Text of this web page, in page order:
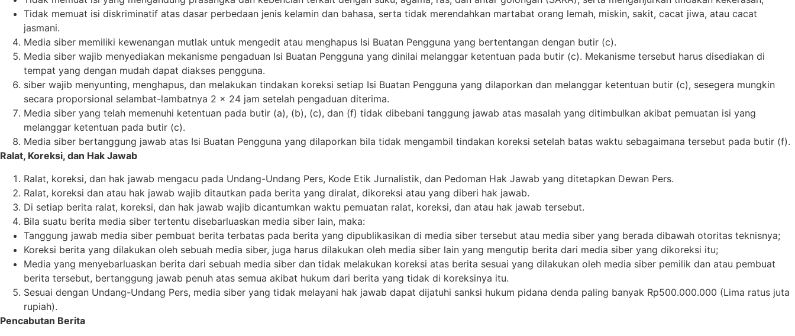
Tidak memuat isi diskriminatif atas dasar perbedaan jenis kelamin dan bahasa, serta tidak merendahkan martabat orang lemah, miskin, sakit, cacat jiwa, atau cacat
jasmani.
Media siber memiliki kewenangan mutlak untuk mengedit atau menghapus Isi Buatan Pengguna yang bertentangan dengan butir (c).
Media siber wajib menyediakan mekanisme pengaduan Isi Buatan Pengguna yang dinilai melanggar ketentuan pada butir (c). Mekanisme tersebut harus disediakan di
tempat yang dengan mudah dapat diakses pengguna.
siber wajib menyunting, menghapus, dan melakukan tindakan koreksi setiap Isi Buatan Pengguna yang dilaporkan dan melanggar ketentuan butir (c), sesegera mungkin
secara proporsional selambat-lambatnya 2 x 24 jam setelah pengaduan diterima.
Media siber yang telah memenuhi ketentuan pada butir (a), (b), (c), dan (f) tidak dibebani tanggung jawab atas masalah yang ditimbulkan akibat pemuatan isi yang
melanggar ketentuan pada butir (c).
Media siber bertanggung jawab atas Isi Buatan Pengguna yang dilaporkan bila tidak mengambil tindakan koreksi setelah batas waktu sebagaimana tersebut pada butir (f).
Ralat, Koreksi, dan Hak Jawab
Ralat, koreksi, dan hak jawab mengacu pada Undang-Undang Pers, Kode Etik Jurnalistik, dan Pedoman Hak Jawab yang ditetapkan Dewan Pers.
Ralat, koreksi dan atau hak jawab wajib ditautkan pada berita yang diralat, dikoreksi atau yang diberi hak jawab.
Di setiap berita ralat, koreksi, dan hak jawab wajib dicantumkan waktu pemuatan ralat, koreksi, dan atau hak jawab tersebut.
Bila suatu berita media siber tertentu disebarluaskan media siber lain, maka:
Tanggung jawab media siber pembuat berita terbatas pada berita yang dipublikasikan di media siber tersebut atau media siber yang berada dibawah otoritas teknisnya;
Koreksi berita yang dilakukan oleh sebuah media siber, juga harus dilakukan oleh media siber lain yang mengutip berita dari media siber yang dikoreksi itu;
Media yang menyebarluaskan berita dari sebuah media siber dan tidak melakukan koreksi atas berita sesuai yang dilakukan oleh media siber pemilik dan atau pembuat
berita tersebut, bertanggung jawab penuh atas semua akibat hukum dari berita yang tidak di koreksinya itu.
Sesuai dengan Undang-Undang Pers, media siber yang tidak melayani hak jawab dapat dijatuhi sanksi hukum pidana denda paling banyak Rp500.000.000 (Lima ratus juta
rupiah).
Pencabutan Berita